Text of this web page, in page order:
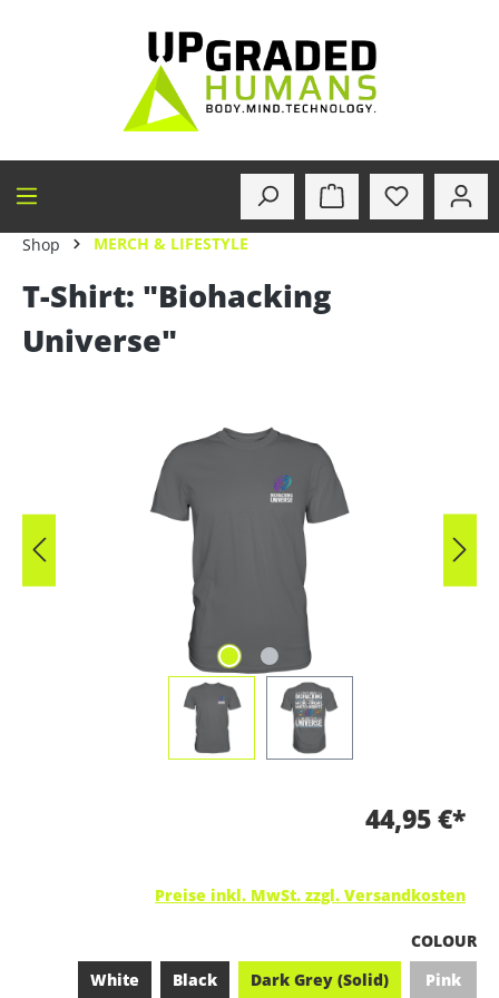
Shop MERCH & LIFESTYLE
T-Shirt: "Biohacking
Universe"
Bildergalerie überspringen
44,95 €*
Preise inkl. MwSt. zzgl. Versandkosten
COLOUR
White
Black Dark Grey (Solid) Pink(Diese